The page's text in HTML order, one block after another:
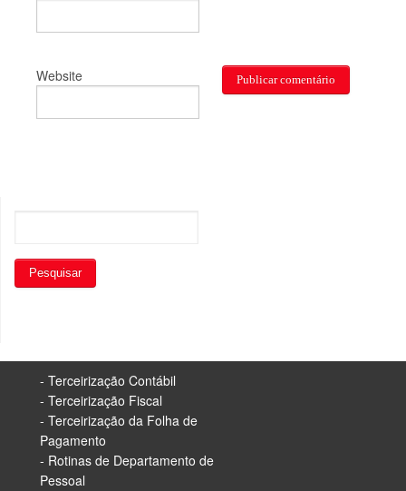
Website
- Terceirização Contábil
- Terceirização Fiscal
- Terceirização da Folha de
Pagamento
- Rotinas de Departamento de
Pessoal